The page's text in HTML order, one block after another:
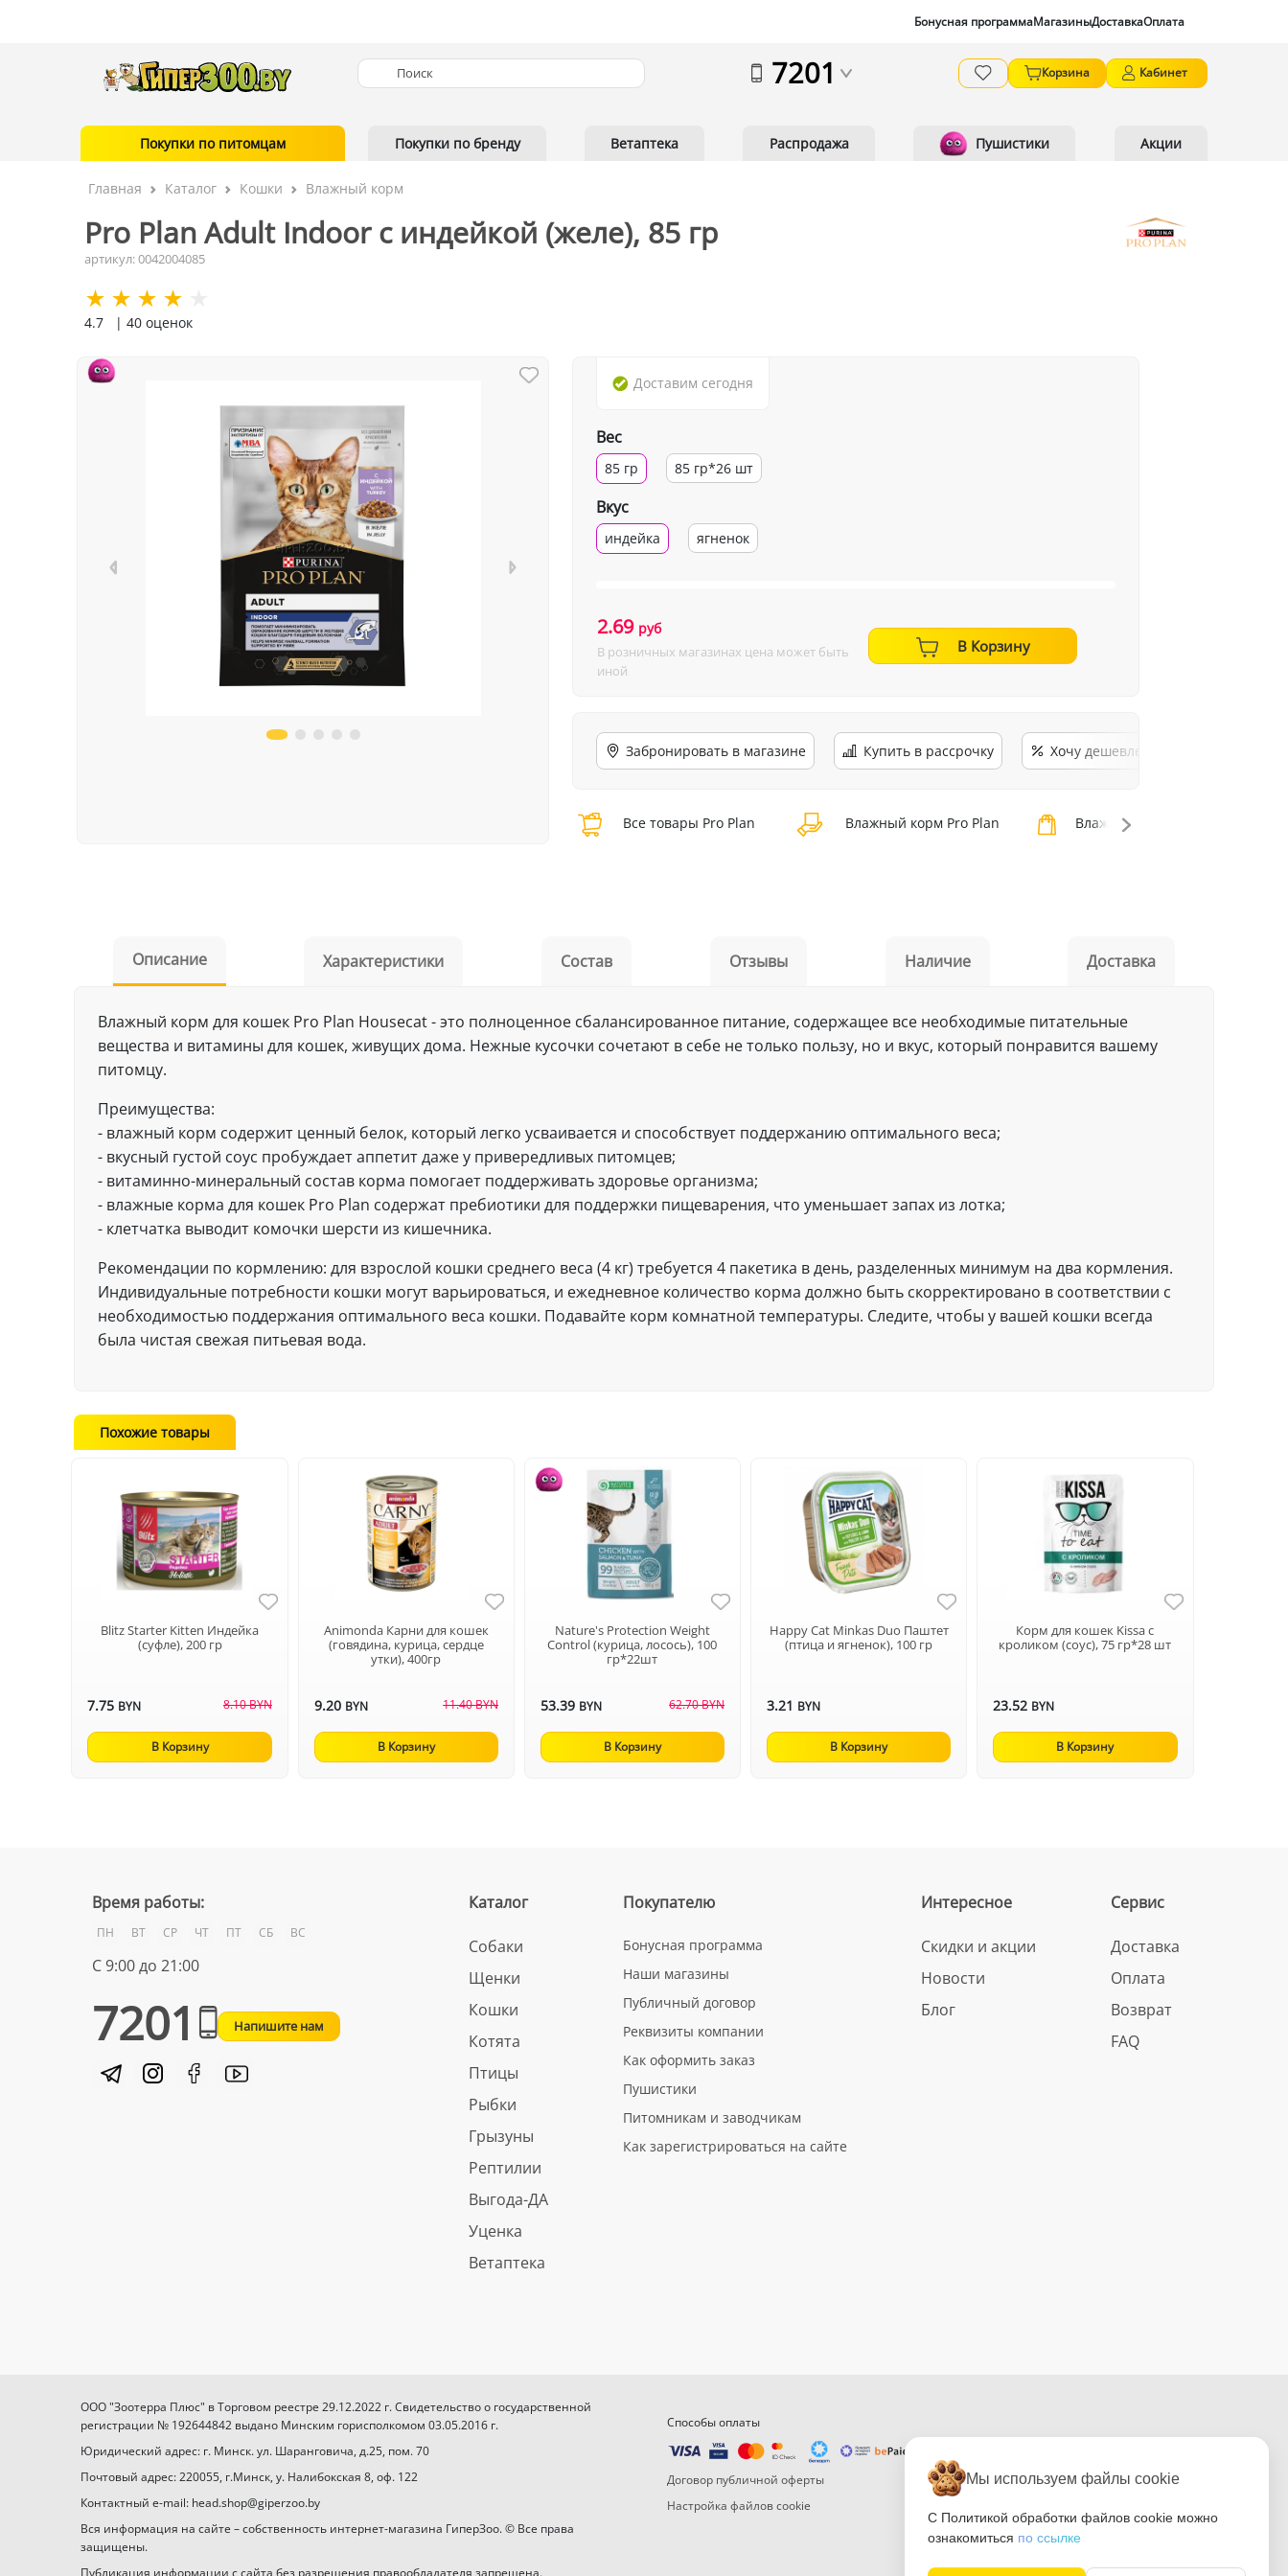
Бонусная программаМагазиныДоставкаОплата
7201 Корзина Кабинет
Покупки по питомцам Покупки по бренду Ветаптека Распродажа Пушистики Акции
Главная Каталог Кошки Влажный корм
Pro Plan Adult Indoor с индейкой (желе), 85 гр
артикул: 0042004085
4.7 | 40 оценок
Доставим сегодня
Вес
85 гр 85 гр*26 шт
Вкус
индейка ягненок
2.69 руб
В розничных магазинах цена может быть
иной
В Корзину
Забронировать в магазине Купить в рассрочку Хочу дешевле
Все товары Pro Plan Влажный корм Pro Plan Влажный корм
Описание Характеристики Состав Отзывы Наличие Доставка
Влажный корм для кошек Pro Plan Housecat - это полноценное сбалансированное питание, содержащее все необходимые питательные
вещества и витамины для кошек, живущих дома. Нежные кусочки сочетают в себе не только пользу, но и вкус, который понравится вашему
питомцу.
Преимущества:
- влажный корм содержит ценный белок, который легко усваивается и способствует поддержанию оптимального веса;
- вкусный густой соус пробуждает аппетит даже у привередливых питомцев;
- витаминно-минеральный состав корма помогает поддерживать здоровье организма;
- влажные корма для кошек Pro Plan содержат пребиотики для поддержки пищеварения, что уменьшает запах из лотка;
- клетчатка выводит комочки шерсти из кишечника.
Рекомендации по кормлению: для взрослой кошки среднего веса (4 кг) требуется 4 пакетика в день, разделенных минимум на два кормления.
Индивидуальные потребности кошки могут варьироваться, и ежедневное количество корма должно быть скорректировано в соответствии с
необходимостью поддержания оптимального веса кошки. Подавайте корм комнатной температуры. Следите, чтобы у вашей кошки всегда
была чистая свежая питьевая вода.
Похожие товары
Blitz Starter Kitten Индейка
(суфле), 200 гр
7.75 BYN 8.10 BYN
В Корзину
Animonda Карни для кошек
(говядина, курица, сердце
утки), 400гр
9.20 BYN 11.40 BYN
В Корзину
Nature's Protection Weight
Control (курица, лосось), 100
гр*22шт
53.39 BYN 62.70 BYN
В Корзину
Happy Cat Minkas Duo Паштет
(птица и ягненок), 100 гр
3.21 BYN
В Корзину
Корм для кошек Kissa с
кроликом (соус), 75 гр*28 шт
23.52 BYN
В Корзину
Время работы:
ПН ВТ СР ЧТ ПТ СБ ВС
С 9:00 до 21:00
7201 Напишите нам
Каталог
Собаки
Щенки
Кошки
Котята
Птицы
Рыбки
Грызуны
Рептилии
Выгода-ДА
Уценка
Ветаптека
Покупателю
Бонусная программа
Наши магазины
Публичный договор
Реквизиты компании
Как оформить заказ
Пушистики
Питомникам и заводчикам
Как зарегистрироваться на сайте
Интересное
Скидки и акции
Новости
Блог
Сервис
Доставка
Оплата
Возврат
FAQ
ООО "Зоотерра Плюс" в Торговом реестре 29.12.2022 г. Свидетельство о государственной
регистрации № 192644842 выдано Минским горисполкомом 03.05.2016 г.
Юридический адрес: г. Минск. ул. Шаранговича, д.25, пом. 70
Почтовый адрес: 220055, г.Минск, у. Налибокская 8, оф. 122
Контактный e-mail: head.shop@giperzoo.by
Вся информация на сайте – собственность интернет-магазина ГиперЗоо. © Все права
защищены.
Публикация информации с сайта без разрешения правообладателя запрещена.
Способы оплаты
Договор публичной оферты
Настройка файлов cookie
Мы используем файлы cookie
С Политикой обработки файлов cookie можно
ознакомиться по ссылке